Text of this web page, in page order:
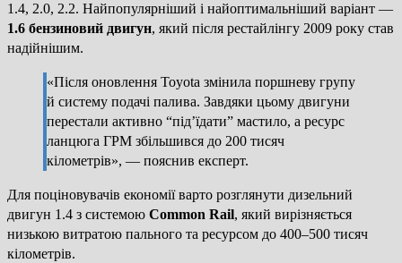
1.4, 2.0, 2.2. Найпопулярніший і найоптимальніший варіант —
1.6 бензиновий двигун, який після рестайлінгу 2009 року став
надійнішим.
«Після оновлення Toyota змінила поршневу групу
й систему подачі палива. Завдяки цьому двигуни
перестали активно “під’їдати” мастило, а ресурс
ланцюга ГРМ збільшився до 200 тисяч
кілометрів», — пояснив експерт.
Для поціновувачів економії варто розглянути дизельний
двигун 1.4 з системою Common Rail, який вирізняється
низькою витратою пального та ресурсом до 400–500 тисяч
кілометрів.